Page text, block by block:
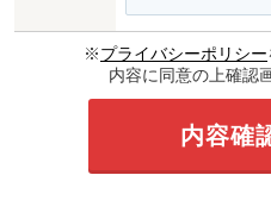
※プライバシーポリシー
内容に同意の上確認